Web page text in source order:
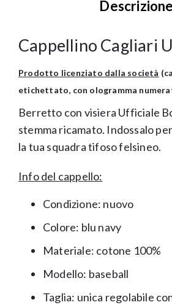
Descrizione
Cappellino Cagliari
Prodotto licenziato dalla società
etichettato, con ologramma
Berretto con visiera Ufficiale
stemma ricamato. Indossalo
la tua squadra tifoso felsineo.
Info del cappello:
Condizione: nuovo
Colore: blu navy
Materiale: cotone 100%
Modello: baseball
Taglia: unica regolabile